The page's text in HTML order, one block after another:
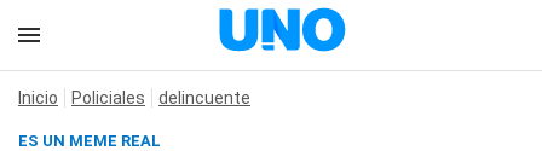
Inicio Policiales delincuente
ES UN MEME REAL